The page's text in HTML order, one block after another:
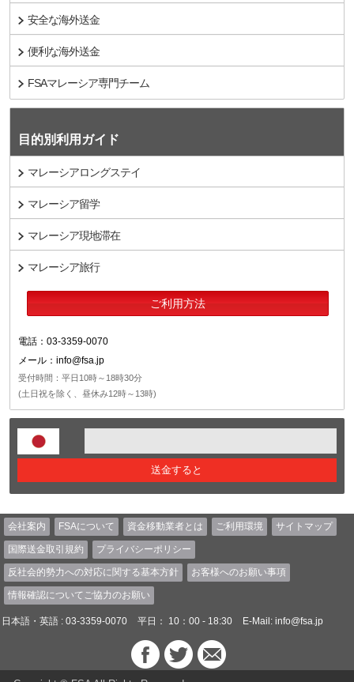
安全な海外送金
便利な海外送金
FSAマレーシア専門チーム
目的別利用ガイド
マレーシアロングステイ
マレーシア留学
マレーシア現地滞在
マレーシア旅行
ご利用方法
電話：03-3359-0070
メール：info@fsa.jp
受付時間：平日10時～18時30分
(土日祝を除く、昼休み12時～13時)
送金すると
会社案内 FSAについて 資金移動業者とは ご利用環境 サイトマップ
国際送金取引規約 プライバシーポリシー
反社会的勢力への対応に関する基本方針 お客様へのお願い事項
情報確認についてご協力のお願い
日本語・英語 : 03-3359-0070 平日： 10：00 - 18:30 E-Mail: info@fsa.jp